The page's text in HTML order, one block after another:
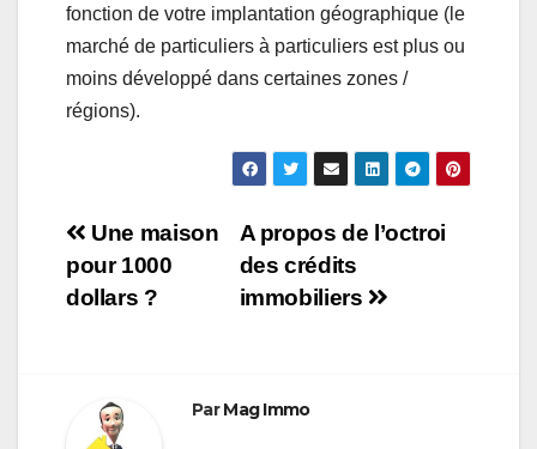
fonction de votre implantation géographique (le
marché de particuliers à particuliers est plus ou
moins développé dans certaines zones /
régions).
Navigation
de
A propos de l’octroi
des crédits
immobiliers
Une maison
pour 1000
dollars ?
ParMag Immo